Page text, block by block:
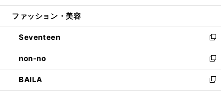
開
ウ
開
く
ン
ウ
で
開
く
ウ
ン
ド
ウ
で
開
く
ファッション・美容
Seventeen
新
し
い
ウ
ィ
ン
non-no
新
し
い
ウ
BAILA
新
し